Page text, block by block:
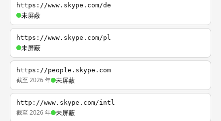
https://www.skype.com/de
未屏蔽
https://www.skype.com/pl
未屏蔽
https://people.skype.com
截至 2026 年 未屏蔽
http://www.skype.com/intl
截至 2026 年 未屏蔽